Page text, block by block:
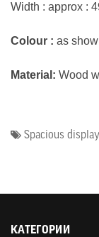
Width : approx :
Colour : as
Material: Wood
Spacious
КАТЕГОРИИ